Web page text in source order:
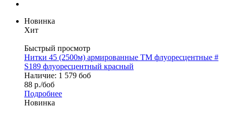
Новинка
Хит
Быстрый просмотр
Нитки 45 (2500м) армированные ТМ флуоресцентные #
S189 флуоресцентный красный
Наличие: 1 579 боб
88 р./боб
Подробнее
Новинка